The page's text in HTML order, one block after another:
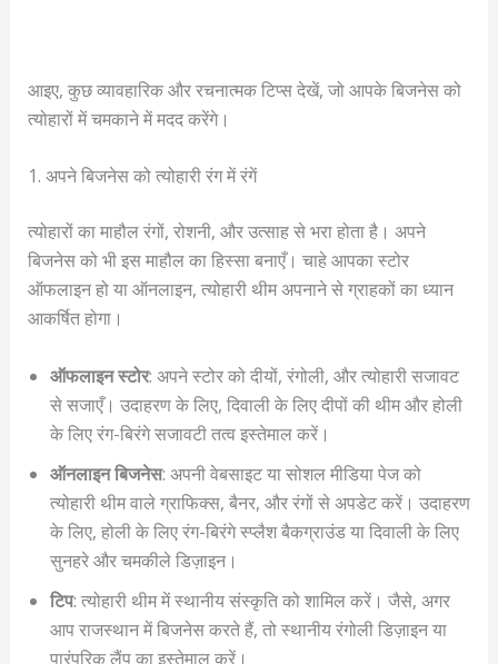
आइए, कुछ व्यावहारिक और रचनात्मक टिप्स देखें, जो आपके बिजनेस को
त्योहारों में चमकाने में मदद करेंगे।
1. अपने बिजनेस को त्योहारी रंग में रंगें
त्योहारों का माहौल रंगों, रोशनी, और उत्साह से भरा होता है। अपने
बिजनेस को भी इस माहौल का हिस्सा बनाएँ। चाहे आपका स्टोर
ऑफलाइन हो या ऑनलाइन, त्योहारी थीम अपनाने से ग्राहकों का ध्यान
आकर्षित होगा।
ऑफलाइन स्टोर: अपने स्टोर को दीयों, रंगोली, और त्योहारी सजावट
से सजाएँ। उदाहरण के लिए, दिवाली के लिए दीपों की थीम और होली
के लिए रंग-बिरंगे सजावटी तत्व इस्तेमाल करें।
ऑनलाइन बिजनेस: अपनी वेबसाइट या सोशल मीडिया पेज को
त्योहारी थीम वाले ग्राफिक्स, बैनर, और रंगों से अपडेट करें। उदाहरण
के लिए, होली के लिए रंग-बिरंगे स्प्लैश बैकग्राउंड या दिवाली के लिए
सुनहरे और चमकीले डिज़ाइन।
टिप: त्योहारी थीम में स्थानीय संस्कृति को शामिल करें। जैसे, अगर
आप राजस्थान में बिजनेस करते हैं, तो स्थानीय रंगोली डिज़ाइन या
पारंपरिक लैंप का इस्तेमाल करें।